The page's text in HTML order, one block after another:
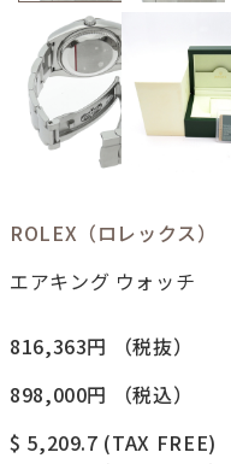
ROLEX（ロレックス）
エアキング ウォッチ
816,363円
（税抜）
898,000円
（税込）
$ 5,209.7 (TAX FREE)